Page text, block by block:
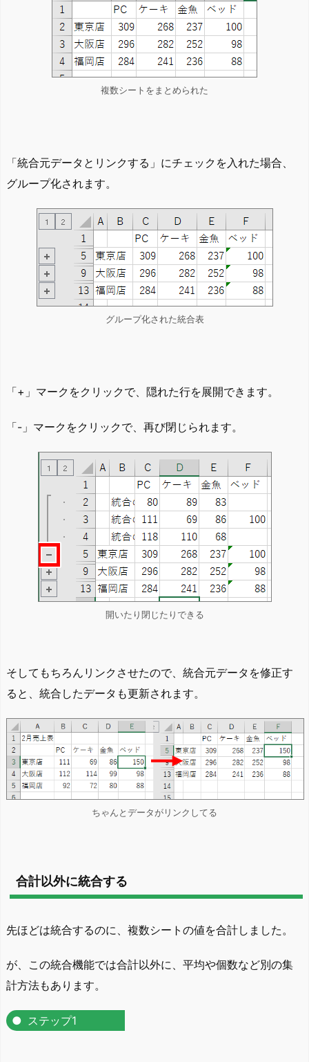
複数シートをまとめられた
「統合元データとリンクする」にチェックを入れた場合、
グループ化されます。
グループ化された統合表
「+」マークをクリックで、隠れた行を展開できます。
「-」マークをクリックで、再び閉じられます。
開いたり閉じたりできる
そしてもちろんリンクさせたので、統合元データを修正す
ると、統合したデータも更新されます。
ちゃんとデータがリンクしてる
合計以外に統合する
先ほどは統合するのに、複数シートの値を合計しました。
が、この統合機能では合計以外に、平均や個数など別の集
計方法もあります。
ステップ1